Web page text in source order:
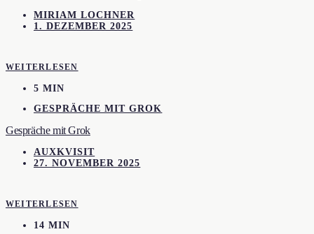
MIRIAM LOCHNER
1. DEZEMBER 2025
WEITERLESEN
5 MIN
GESPRÄCHE MIT GROK
Gespräche mit Grok
AUXKVISIT
27. NOVEMBER 2025
WEITERLESEN
14 MIN